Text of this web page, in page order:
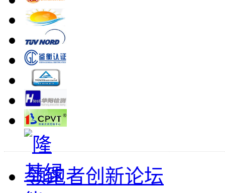
领跑者创新论坛